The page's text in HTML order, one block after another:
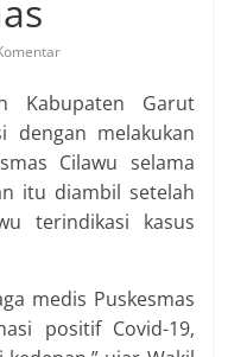
Kabupaten Garut
dengan melakukan
Cilawu selama
itu diambil setelah
terindikasi kasus
medis Puskesmas
positif Covid-19,